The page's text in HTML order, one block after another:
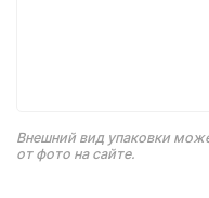
Внешний вид упаковки
от фото на сайте.